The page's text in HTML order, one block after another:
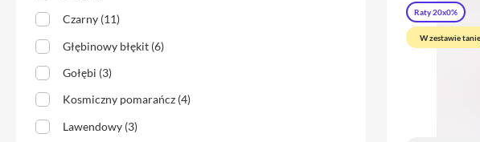
Pro
iPhone
13
Pro
Max
iPhone
Raty 20x0%
W zestawie
Czarny (11)
Głębinowy błękit (6)
Gołębi (3)
Kosmiczny pomarańcz (4)
Lawendowy (3)